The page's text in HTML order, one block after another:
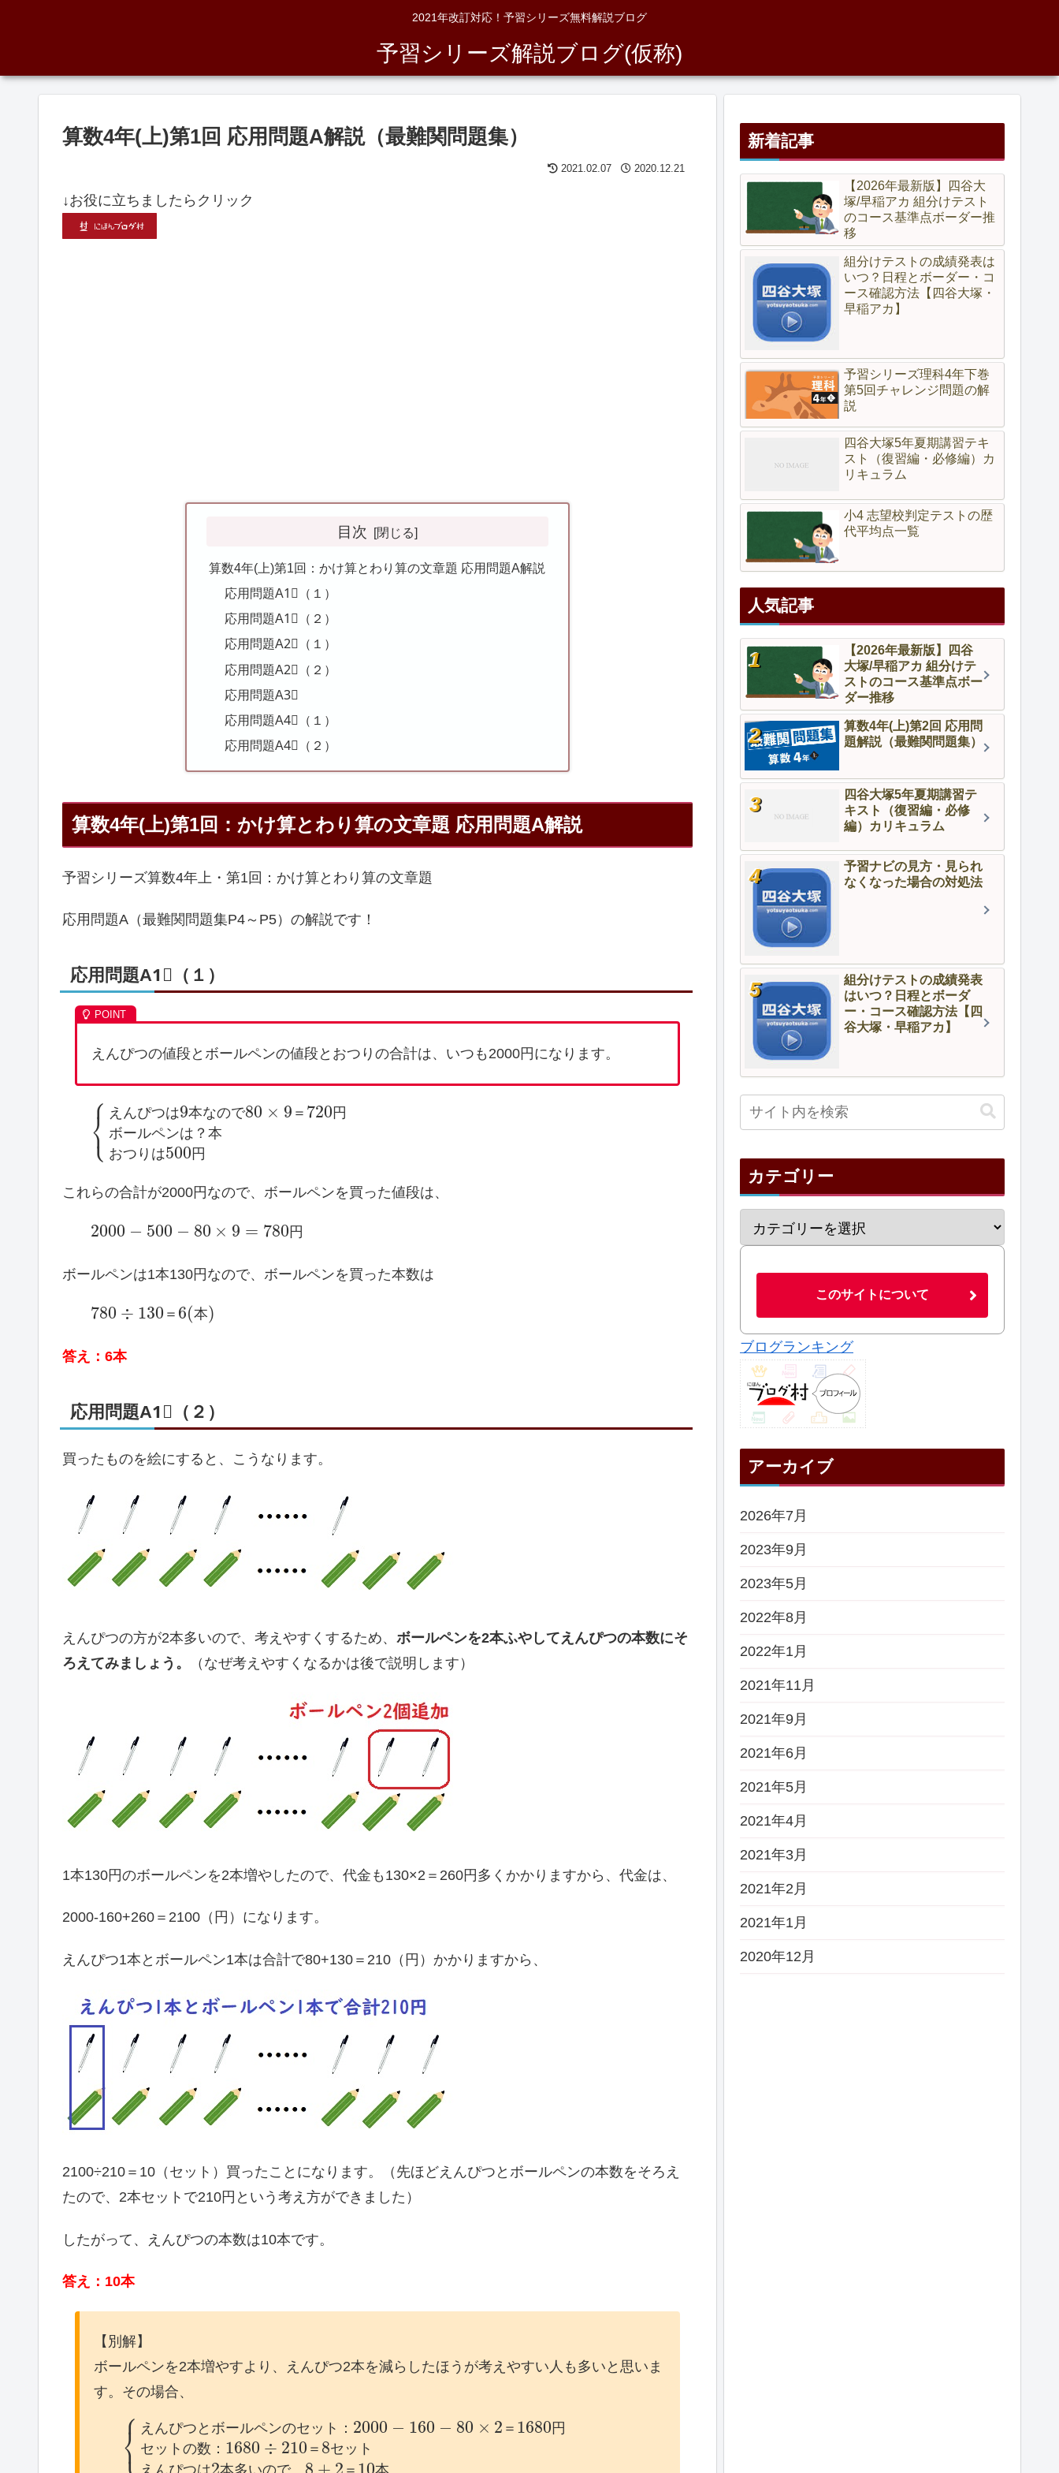
2021年改訂対応！予習シリーズ無料解説ブログ
予習シリーズ解説ブログ(仮称)
算数4年(上)第1回 応用問題A解説（最難関問題集）
2021.02.07 2020.12.21
↓お役に立ちましたらクリック
目次
算数4年(上)第1回：かけ算とわり算の文章題 応用問題A解説
応用問題A1⃣（１）
応用問題A1⃣（２）
応用問題A2⃣（１）
応用問題A2⃣（２）
応用問題A3⃣
応用問題A4⃣（１）
応用問題A4⃣（２）
算数4年(上)第1回：かけ算とわり算の文章題 応用問題A解説
予習シリーズ算数4年上・第1回：かけ算とわり算の文章題
応用問題A（最難関問題集P4～P5）の解説です！
応用問題A1⃣（１）
えんぴつの値段とボールペンの値段とおつりの合計は、いつも2000円になります。
⎧
⎩
⎨ え んぴつは9本なので80 × 9 ＝ 720円
ボールペンは ？本
おつ り は500 円
これらの合計が2000円なので、ボールペンを買った値段は、
2000 − 500 − 80 × 9 = 780 円
ボールペンは1本130円なので、ボールペンを買った本数は
780 ÷ 130 ＝ 6(本)
答え：6本
応用問題A1⃣（２）
買ったものを絵にすると、こうなります。
えんぴつの方が2本多いので、考えやすくするため、 ボールペンを2本ふやしてえんぴつの本数にそ
ろえてみましょう。
（なぜ考えやすくなるかは後で説明します）
1本130円のボールペンを2本増やしたので、代金も130×2＝260円多くかかりますから、代金は、
2000-160+260＝2100（円）になります。
えんぴつ1本とボールペン1本は合計で80+130＝210（円）かかりますから、
2100÷210＝10（セット）買ったことになります。（先ほどえんぴつとボールペンの本数をそろえ
たので、2本セットで210円という考え方ができました）
したがって、えんぴつの本数は10本です。
答え：10本
【別解】
ボールペンを2本増やすより、えんぴつ2本を減らしたほうが考えやすい人も多いと思いま
す。その場合、
⎧
⎩
⎨ え んぴつ と ボールペンのセ ッ ト ： 2000 − 160 − 80 × 2 ＝ 1680 円
セ ッ トの数 ： 1680 ÷ 210 ＝ 8セ ッ ト
え んぴつは2本多いので、 8 + 2 ＝ 10本
新着記事
【2026年最新版】四谷大
塚/早稲アカ 組分けテスト
のコース基準点ボーダー推
移
組分けテストの成績発表は
いつ？日程とボーダー・コ
ース確認方法【四谷大塚・
早稲アカ】
予習シリーズ理科4年下巻
第5回チャレンジ問題の解
説
四谷大塚5年夏期講習テキ
スト（復習編・必修編）カ
リキュラム
小4 志望校判定テストの歴
代平均点一覧
人気記事
【2026年最新版】四谷
大塚/早稲アカ 組分けテ
ストのコース基準点ボー
ダー推移
算数4年(上)第2回 応用問
題解説（最難関問題集）
四谷大塚5年夏期講習テ
キスト（復習編・必修
編）カリキュラム
予習ナビの見方・見られ
なくなった場合の対処法
組分けテストの成績発表
はいつ？日程とボーダ
ー・コース確認方法【四
谷大塚・早稲アカ】
カテゴリー
このサイトについて
ブログランキング
アーカイブ
2026年7月
2023年9月
2023年5月
2022年8月
2022年1月
2021年11月
2021年9月
2021年6月
2021年5月
2021年4月
2021年3月
2021年2月
2021年1月
2020年12月